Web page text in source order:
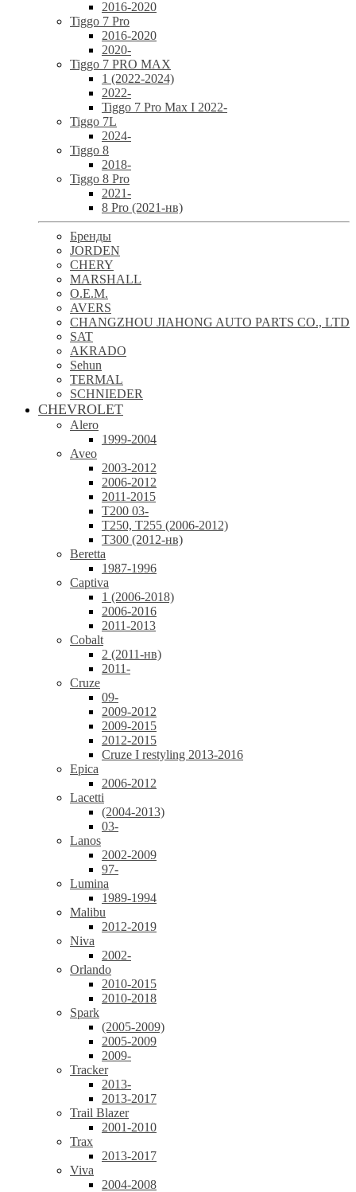
2016-2020
Tiggo 7 Pro
2016-2020
2020-
Tiggo 7 PRO MAX
1 (2022-2024)
2022-
Tiggo 7 Pro Max I 2022-
Tiggo 7L
2024-
Tiggo 8
2018-
Tiggo 8 Pro
2021-
8 Pro (2021-нв)
Бренды
JORDEN
CHERY
MARSHALL
O.E.M.
AVERS
CHANGZHOU JIAHONG AUTO PARTS CO., LTD
SAT
AKRADO
Sehun
TERMAL
SCHNIEDER
CHEVROLET
Alero
1999-2004
Aveo
2003-2012
2006-2012
2011-2015
T200 03-
T250, T255 (2006-2012)
T300 (2012-нв)
Beretta
1987-1996
Captiva
1 (2006-2018)
2006-2016
2011-2013
Cobalt
2 (2011-нв)
2011-
Cruze
09-
2009-2012
2009-2015
2012-2015
Cruze I restyling 2013-2016
Epica
2006-2012
Lacetti
(2004-2013)
03-
Lanos
2002-2009
97-
Lumina
1989-1994
Malibu
2012-2019
Niva
2002-
Orlando
2010-2015
2010-2018
Spark
(2005-2009)
2005-2009
2009-
Tracker
2013-
2013-2017
Trail Blazer
2001-2010
Trax
2013-2017
Viva
2004-2008